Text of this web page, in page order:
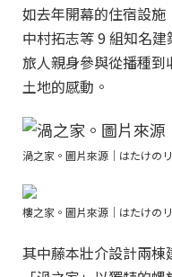
如去年開幕的住宿設施
中村拓志等 9 組知名
旅人親身參與從播種
土地的感動。
渦之家。圖片來源｜はたけの
樓之家。圖片來源｜はたけの
其中藤本壯介設計兩棟